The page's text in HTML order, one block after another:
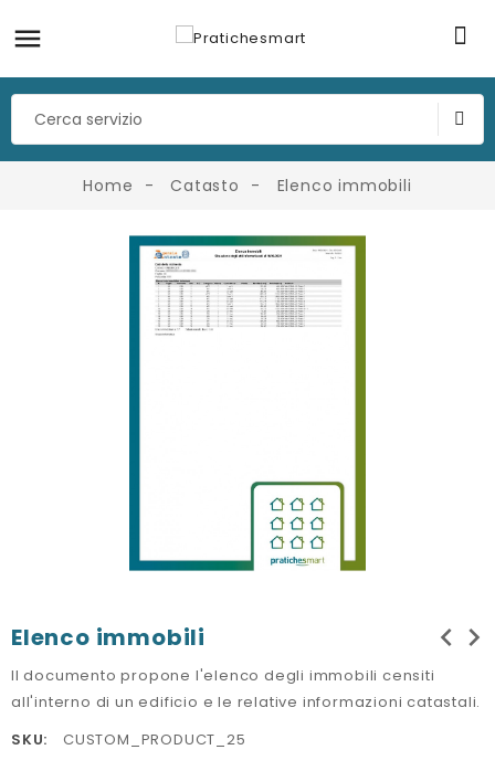
Home Catasto Elenco immobili
Elenco immobili chevron_left chevron_right
Il documento propone l'elenco degli immobili censiti
all'interno di un edificio e le relative informazioni catastali.
SKU:
CUSTOM_PRODUCT_25